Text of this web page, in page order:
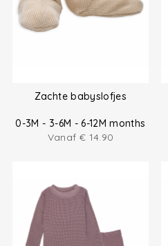
Zachte babyslofjes
0-3M - 3-6M - 6-12M months
Vanaf € 14.90